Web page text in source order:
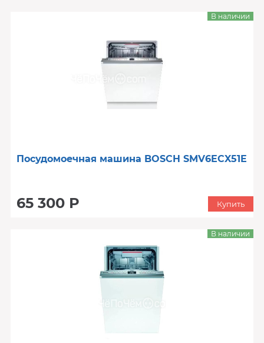
Посудомоечная машина BOSCH SMV6ECX51E
65 300 Р
В наличии
Купить
В наличии